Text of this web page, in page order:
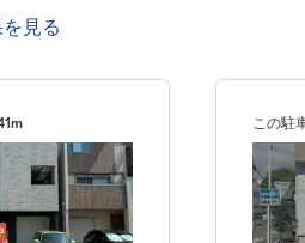
見る
この駐